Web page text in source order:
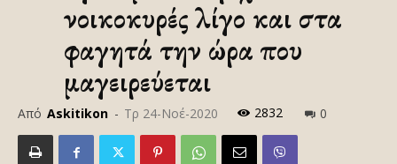
νοικοκυρές λίγο και στα
φαγητά την ώρα που
μαγειρεύεται
Από Askitikon - Τρ 24-Νοέ-2020 2832 0